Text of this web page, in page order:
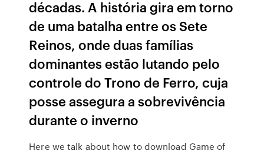
décadas. A história gira em torno
de uma batalha entre os Sete
Reinos, onde duas famílias
dominantes estão lutando pelo
controle do Trono de Ferro, cuja
posse assegura a sobrevivência
durante o inverno
Here we talk about how to download Game of